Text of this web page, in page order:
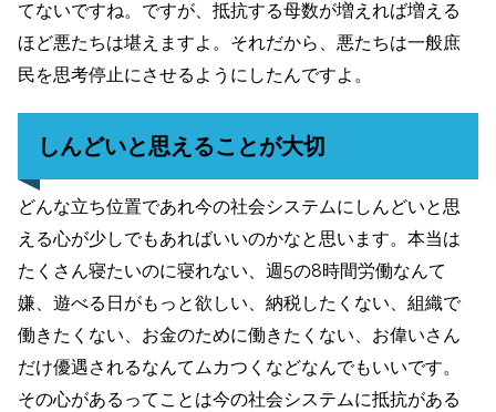
てないですね。ですが、抵抗する母数が増えれば増える
ほど悪たちは堪えますよ。それだから、悪たちは一般庶
民を思考停止にさせるようにしたんですよ。
しんどいと思えることが大切
どんな立ち位置であれ今の社会システムにしんどいと思
える心が少しでもあればいいのかなと思います。本当は
たくさん寝たいのに寝れない、週5の8時間労働なんて
嫌、遊べる日がもっと欲しい、納税したくない、組織で
働きたくない、お金のために働きたくない、お偉いさん
だけ優遇されるなんてムカつくなどなんでもいいです。
その心があるってことは今の社会システムに抵抗がある